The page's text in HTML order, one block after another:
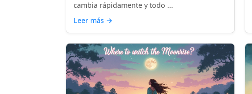
cambia rápidamente y todo ...
Leer más →